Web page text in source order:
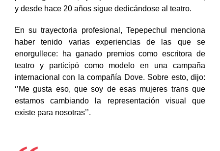
pero al graduarse, optó por no asistir a la universidad,
En su trayectoria profesional, Tepepechul menciona
haber tenido varias experiencias de las que se
enorgullece: ha ganado premios como escritora de
teatro y participó como modelo en una campaña
internacional con la compañía Dove. Sobre esto, dijo:
‘’Me gusta eso, que soy de esas mujeres trans que
estamos cambiando la representación visual que